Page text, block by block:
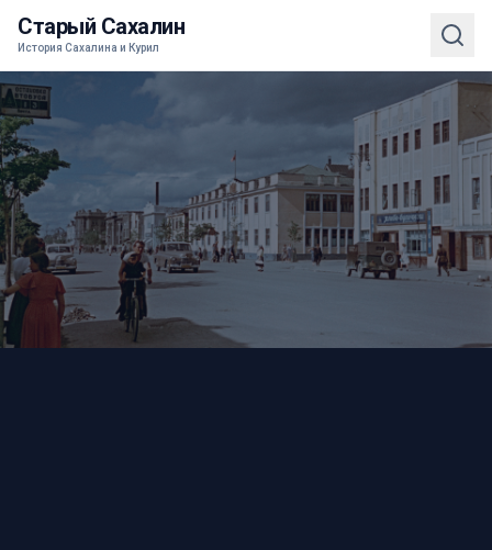
Старый Сахалин
История Сахалина и Курил